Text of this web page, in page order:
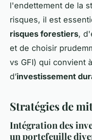
l'endettement de la
risques, il est
risques forestiers,
et de choisir
vs GFI) qui convient
d’investissement
Stratégies de
Intégration des
un portefeuille